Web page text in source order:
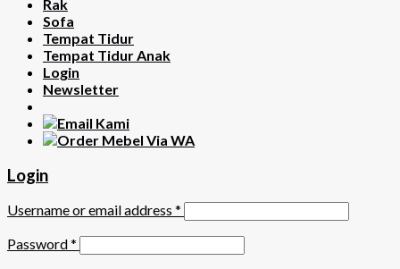
Rak
Sofa
Tempat Tidur
Tempat Tidur Anak
Login
Newsletter
Login
Username or email address *
Password*